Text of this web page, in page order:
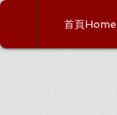
首頁Home